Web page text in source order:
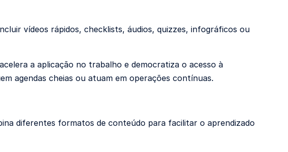
vídeos rápidos, checklists, áudios, quizzes, infográficos ou
a aplicação no trabalho e democratiza o acesso à
agendas cheias ou atuam em operações contínuas.
diferentes formatos de conteúdo para facilitar o aprendizado